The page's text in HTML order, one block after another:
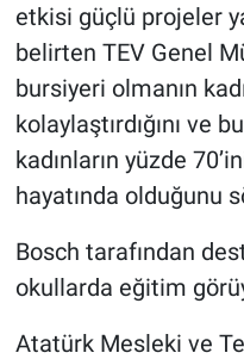
etkisi güçlü projeler
belirten TEV Genel
bursiyeri olmanın
kolaylaştırdığını ve
kadınların yüzde
hayatında olduğunu
Bosch tarafından
okullarda eğitim
Atatürk Mesleki ve